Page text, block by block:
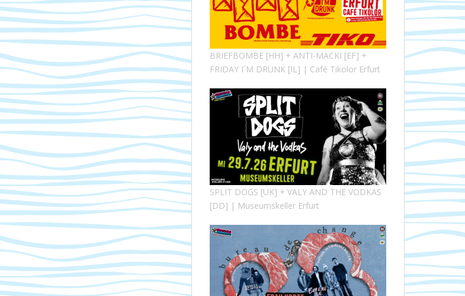
BRIEFBOMBE [HH] + ANTI-MACKI [EF] +
FRIDAY I´M DRUNK [IL] | Café Tikolor Erfurt
SPLIT DOGS [UK] + VALY AND THE VODKAS
[DD] | Museumskeller Erfurt